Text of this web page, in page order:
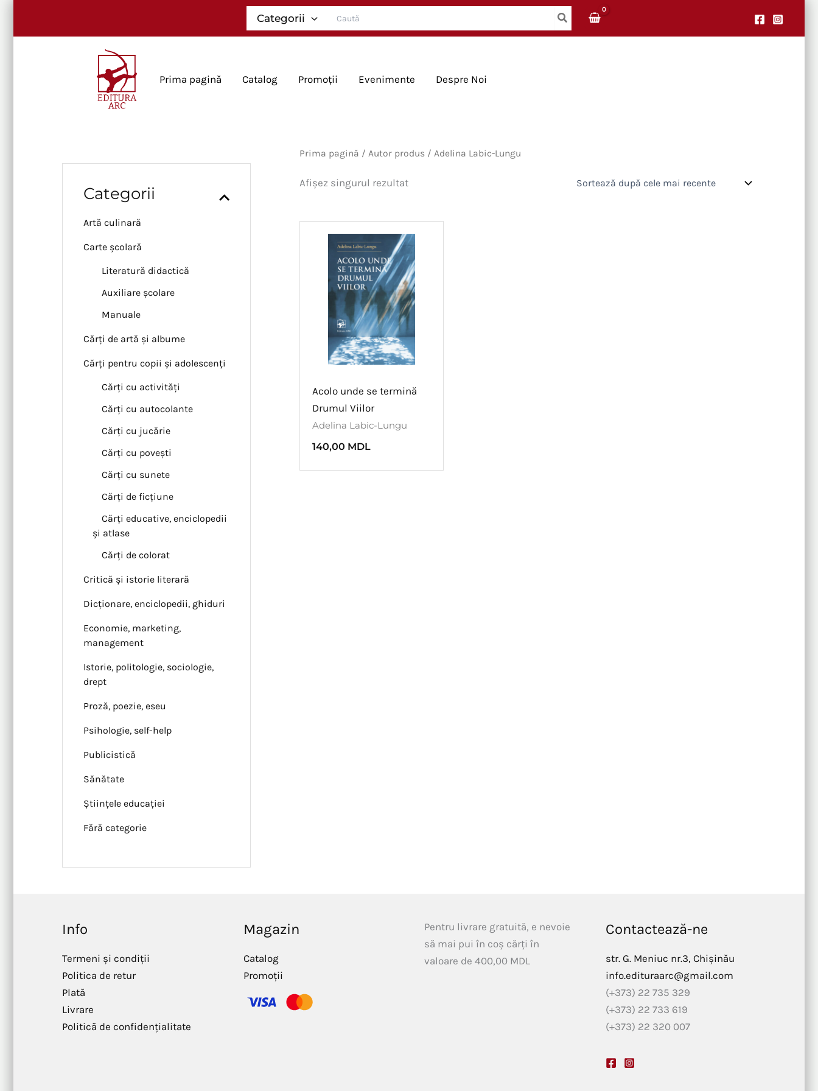
Categorii
for:
Prima pagină Catalog Promoții Evenimente Despre Noi
Categorii
Artă culinară
Carte școlară
Literatură didactică
Auxiliare școlare
Manuale
Cărți de artă și albume
Cărți pentru copii și adolescenți
Cărți cu activități
Cărți cu autocolante
Cărți cu jucărie
Cărți cu povești
Cărți cu sunete
Cărți de ficțiune
Cărți educative, enciclopedii
și atlase
Cărți de colorat
Critică și istorie literară
Dicționare, enciclopedii, ghiduri
Economie, marketing,
management
Istorie, politologie, sociologie,
drept
Proză, poezie, eseu
Psihologie, self-help
Publicistică
Sănătate
Științele educației
Fără categorie
Prima pagină / Autor produs / Adelina Labic-Lungu
Afișez singurul rezultat
Acolo unde se termină
Drumul Viilor
Adelina Labic-Lungu
140,00 MDL
Info
Termeni și condiții
Politica de retur
Plată
Livrare
Politică de confidențialitate
Magazin
Catalog
Promoții
Pentru livrare gratuită, e nevoie
să mai pui în coș cărți în
valoare de 400,00 MDL
Contactează-ne
str. G. Meniuc nr.3, Chișinău
info.edituraarc@gmail.com
(+373) 22 735 329
(+373) 22 733 619
(+373) 22 320 007